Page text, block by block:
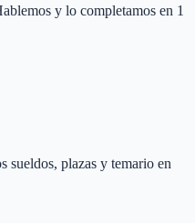
y lo completamos en 1
sueldos, plazas y temario en